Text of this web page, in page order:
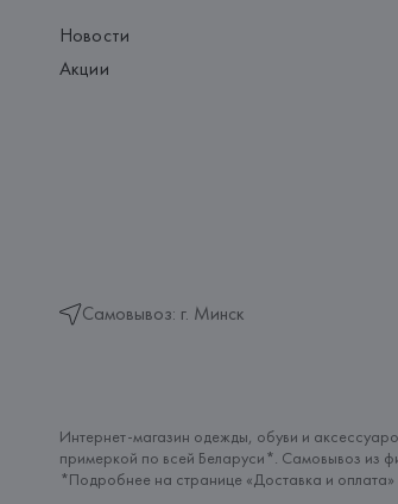
Новости
Акции
Самовывоз: г. Минск
Интернет-магазин одежды, обуви и
примеркой по всей Беларуси*. Самовывоз из
*Подробнее на странице «Доставка и оплата»